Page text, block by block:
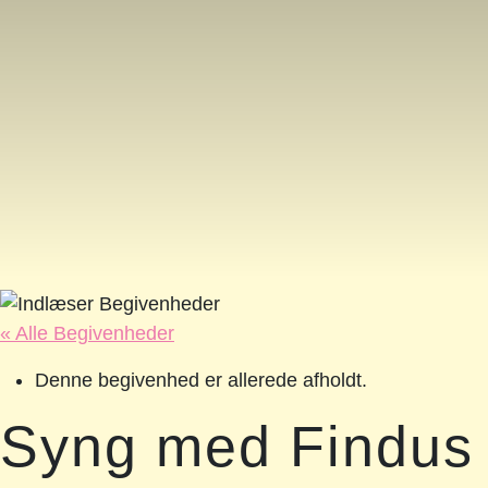
« Alle Begivenheder
Denne begivenhed er allerede afholdt.
Syng med Findus